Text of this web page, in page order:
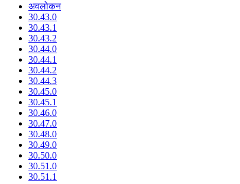
अवलोकन
30.43.0
30.43.1
30.43.2
30.44.0
30.44.1
30.44.2
30.44.3
30.45.0
30.45.1
30.46.0
30.47.0
30.48.0
30.49.0
30.50.0
30.51.0
30.51.1